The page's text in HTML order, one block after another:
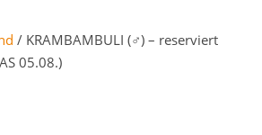
/ KRAMBAMBULI (♂) – reserviert
05.08.)